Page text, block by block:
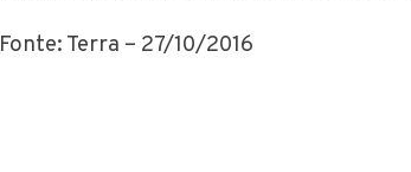
Fonte: Terra – 27/10/2016